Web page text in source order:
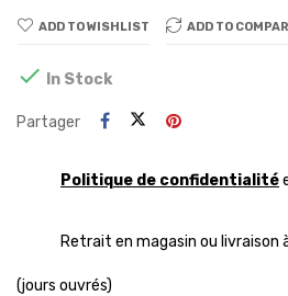
ADD TO WISHLIST ADD TO
 In Stock
Partager
Politique de confidentialité
Retrait en magasin ou livraison
(jours ouvrés)